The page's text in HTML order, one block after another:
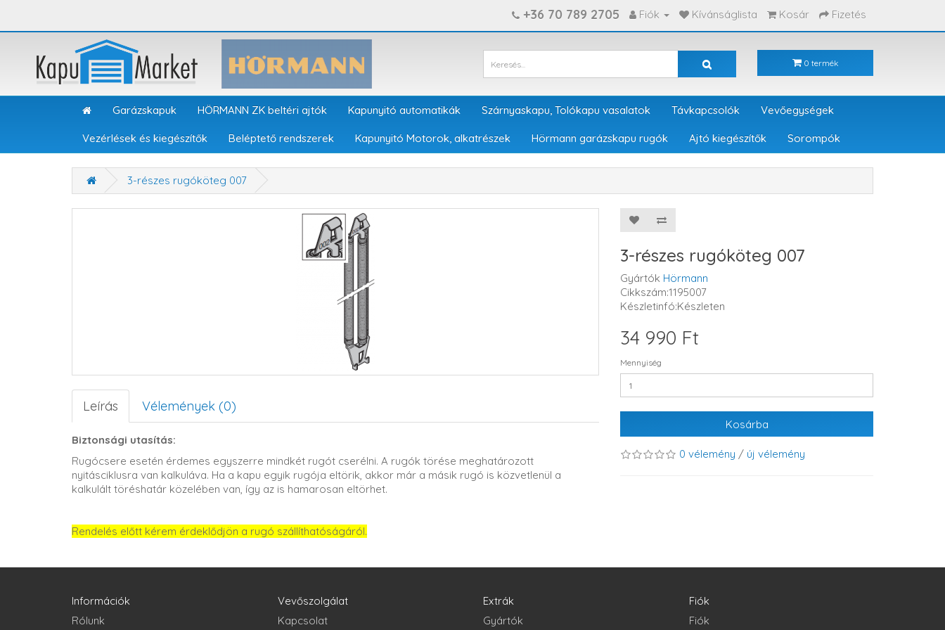
+36 70 789 2705 Fiók Kívánságlista Kosár Fizetés
0 termék
Garázskapuk HÖRMANN ZK beltéri ajtók Kapunyitó automatikák Szárnyaskapu, Tolókapu vasalatok Távkapcsolók Vevőegységek
Vezérlések és kiegészítők Beléptető rendszerek Kapunyitó Motorok, alkatrészek Hörmann garázskapu rugók Ajtó kiegészítők Sorompók
3-részes rugóköteg 007
Leírás Vélemények (0)
Biztonsági utasítás:
Rugócsere esetén érdemes egyszerre mindkét rugót cserélni. A rugók törése meghatározott
nyitásciklusra van kalkuláva. Ha a kapu egyik rugója eltörik, akkor már a másik rugó is közvetlenül a
kalkulált töréshatár közelében van, így az is hamarosan eltörhet.
Rendelés előtt kérem érdeklődjön a rugó szállíthatóságáról.
3-részes rugóköteg 007
Gyártók Hörmann
Cikkszám:1195007
Készletinfó:Készleten
34 990 Ft
Mennyiség
Kosárba
0 vélemény / új vélemény
Információk
Rólunk
Vevőszolgálat
Kapcsolat
Extrák
Gyártók
Fiók
Fiók